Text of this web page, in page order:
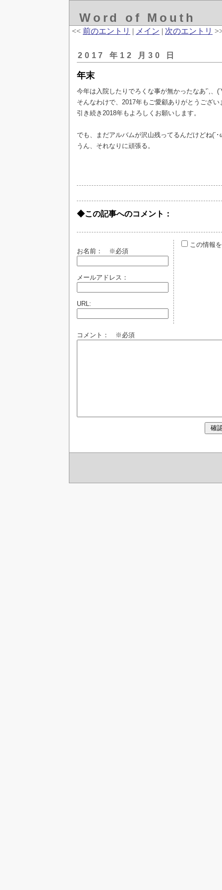
Word of Mouth
<< 前のエントリ | メイン | 次のエントリ
2017 年12 月30 日
年末
今年は入院したりでろくな事が無かったなあ'`,、
そんなわけで、2017年もご愛顧ありがとうござい
引き続き2018年もよろしくお願いします。
でも、まだアルバムが沢山残ってるんだけどね(´･
うん、それなりに頑張る。
◆この記事へのコメント：
お名前： ※必須
メールアドレス：
URL:
この情報
コメント： ※必須